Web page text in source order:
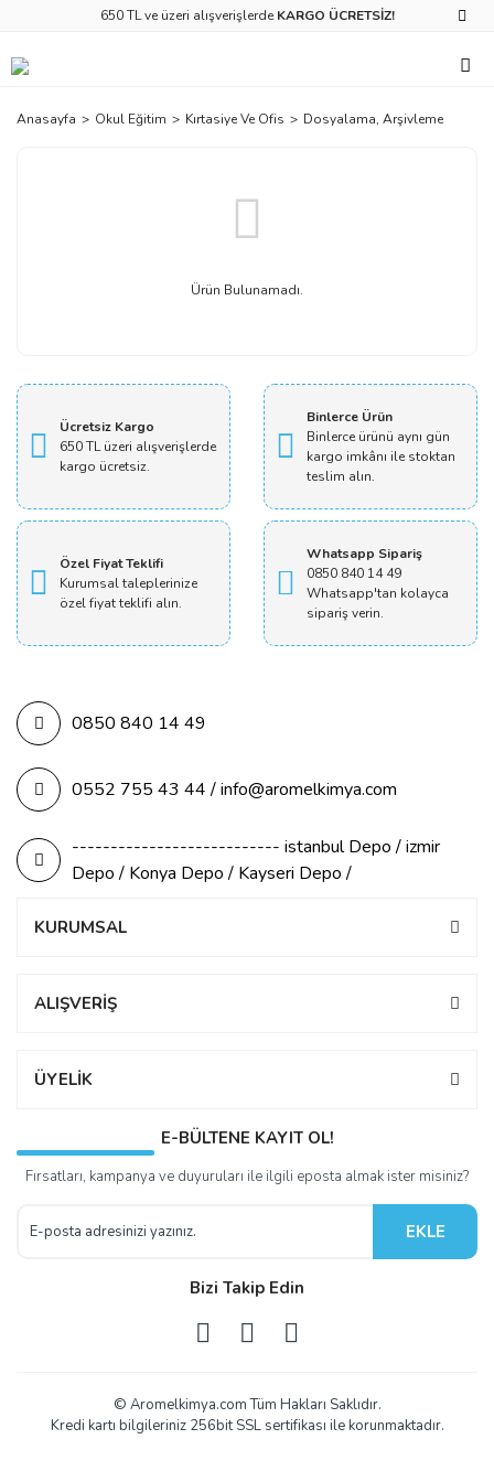
650 TL ve üzeri alışverişlerde KARGO ÜCRETSİZ!
Anasayfa Okul Eğitim Kırtasiye Ve Ofis Dosyalama, Arşivleme
Ürün Bulunamadı.
Ücretsiz Kargo
650 TL üzeri alışverişlerde
kargo ücretsiz.
Binlerce Ürün
Binlerce ürünü aynı gün
kargo imkânı ile stoktan
teslim alın.
Özel Fiyat Teklifi
Kurumsal taleplerinize
özel fiyat teklifi alın.
Whatsapp Sipariş
0850 840 14 49
Whatsapp'tan kolayca
sipariş verin.
0850 840 14 49
0552 755 43 44 / info@aromelkimya.com
--------------------------- istanbul Depo / izmir
Depo / Konya Depo / Kayseri Depo /
KURUMSAL
ALIŞVERİŞ
ÜYELİK
E-BÜLTENE KAYIT OL!
Fırsatları, kampanya ve duyuruları ile ilgili eposta almak ister misiniz?
EKLE
Bizi Takip Edin
© Aromelkimya.com Tüm Hakları Saklıdır.
Kredi kartı bilgileriniz 256bit SSL sertifikası ile korunmaktadır.